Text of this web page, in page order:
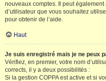
nouveaux comptes. Il peut
d’utilisateur que vous souhaitez
pour obtenir de l’aide.
Haut
Je suis enregistré mais je ne peux
Vérifiez, en premier, votre nom
corrects, il y a deux possibilités :
Si la gestion COPPA est active et si